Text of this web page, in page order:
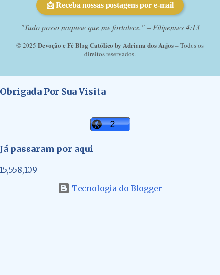
📩 Receba nossas postagens por e-mail
"Tudo posso naquele que me fortalece." – Filipenses 4:13
© 2025 Devoção e Fé Blog Católico by Adriana dos Anjos– Todos os
direitos reservados.
Obrigada Por Sua Visita
Já passaram por aqui
15,558,109
Tecnologia do Blogger